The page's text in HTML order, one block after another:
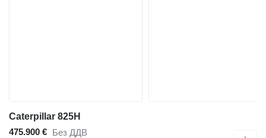
Caterpillar 825H
475.900 € Без ДДВ